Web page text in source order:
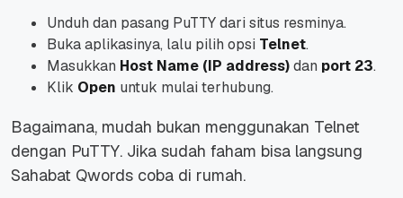
Unduh dan pasang PuTTY dari situs resminya.
Buka aplikasinya, lalu pilih opsi Telnet.
Masukkan Host Name (IP address)dan port 23.
Klik Open untuk mulai terhubung.
Bagaimana, mudah bukan menggunakan Telnet
dengan PuTTY. Jika sudah faham bisa langsung
Sahabat Qwords coba di rumah.